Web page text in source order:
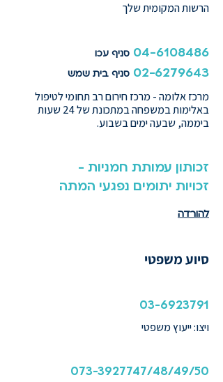
הרשות המקומית שלך
04-6108486 סניף עכו
02-6279643 סניף בית שמש
מרכז אלומה - מרכז חירום רב תחומי לטיפול
באלימות במשפחה במתכונת של 24 שעות
ביממה, שבעה ימים בשבוע.
זכותון עמותת חמניות -
זכויות יתומים נפגעי המתה
להורדה
סיוע משפטי
03-6923791
ויצו: ייעוץ משפטי
073-3927747/48/49/50